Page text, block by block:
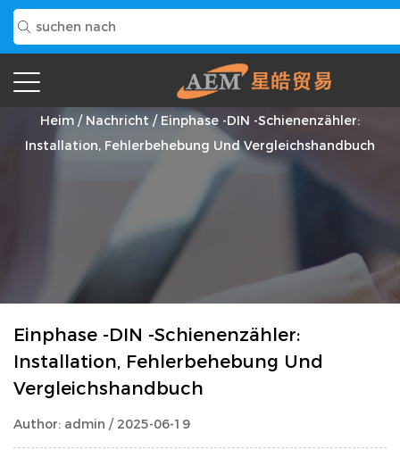
Nachricht
Heim / Nachricht / Einphase -DIN -Schienenzähler:
Installation, Fehlerbehebung Und Vergleichshandbuch
Einphase -DIN -Schienenzähler:
Installation, Fehlerbehebung Und
Vergleichshandbuch
Author: admin / 2025-06-19